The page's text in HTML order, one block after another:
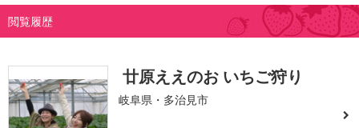
閲覧履歴
廿原ええのお いちご狩り
岐阜県・多治見市